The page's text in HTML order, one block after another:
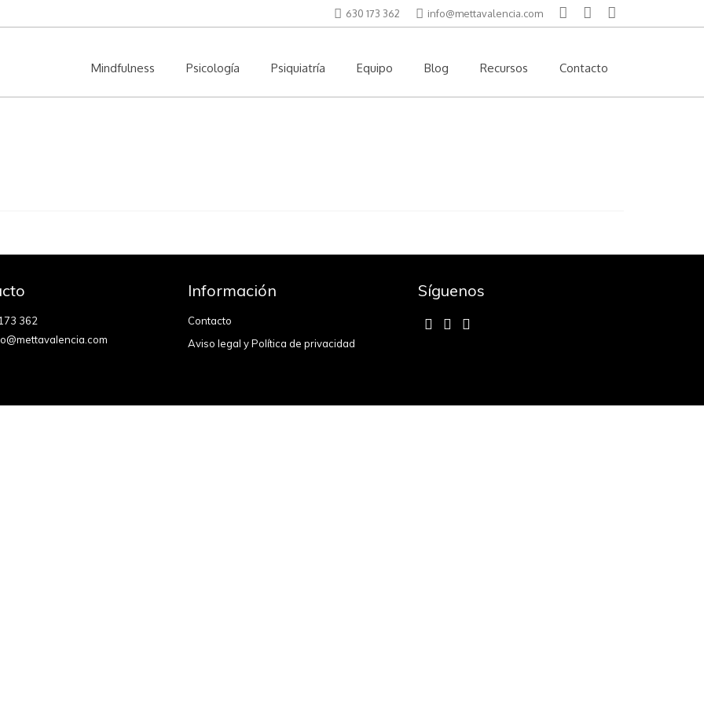
630 173 362 info@mettavalencia.com
Mindfulness Psicología Psiquiatría Equipo Blog Recursos Contacto
362
Información
Contacto
Aviso legal y Política de privacidad
Síguenos